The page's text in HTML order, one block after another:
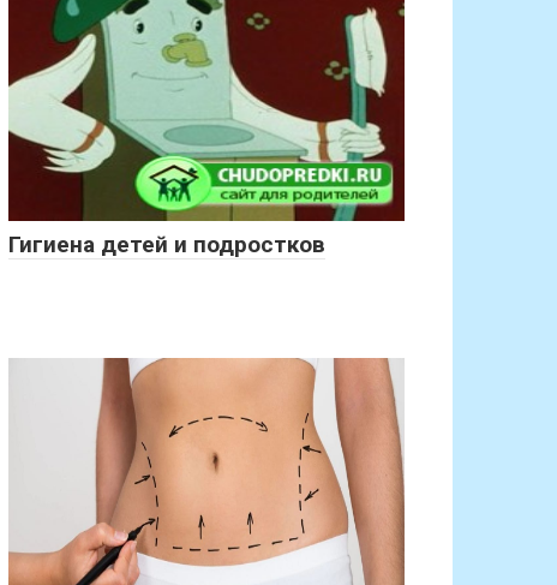
Гигиена детей и подростков